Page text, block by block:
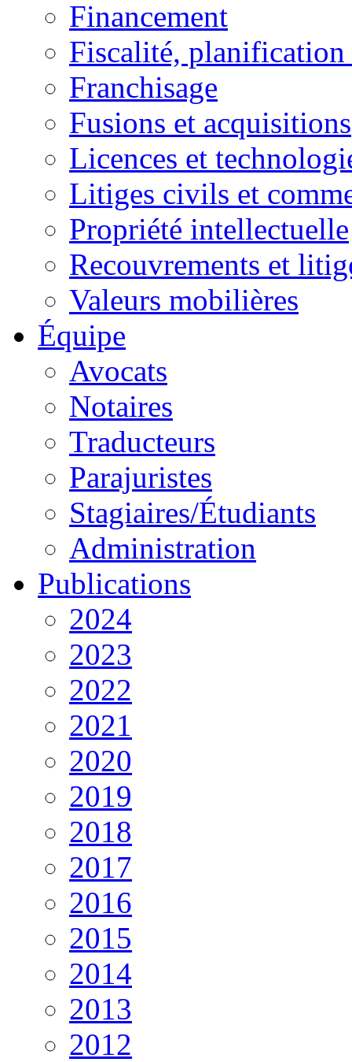
Financement
Fiscalité, planification
Franchisage
Fusions et acquisitions
Licences et
Litiges civils et
Propriété intellectuelle
Recouvrements et
Valeurs mobilières
Équipe
Avocats
Notaires
Traducteurs
Parajuristes
Stagiaires/Étudiants
Administration
Publications
2024
2023
2022
2021
2020
2019
2018
2017
2016
2015
2014
2013
2012